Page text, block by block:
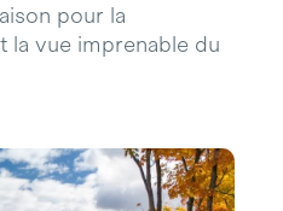
pour la
la vue imprenable du